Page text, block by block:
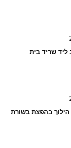
שריד בית
הילוך בהפצת בשורת